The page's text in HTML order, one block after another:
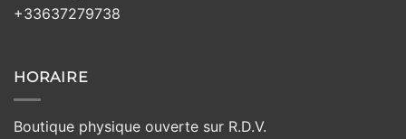
+33637279738
HORAIRE
Boutique physique ouverte sur R.D.V.